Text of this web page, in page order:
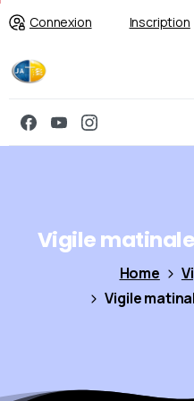
Connexion Inscription
Vigilematinale
Home
Vigile